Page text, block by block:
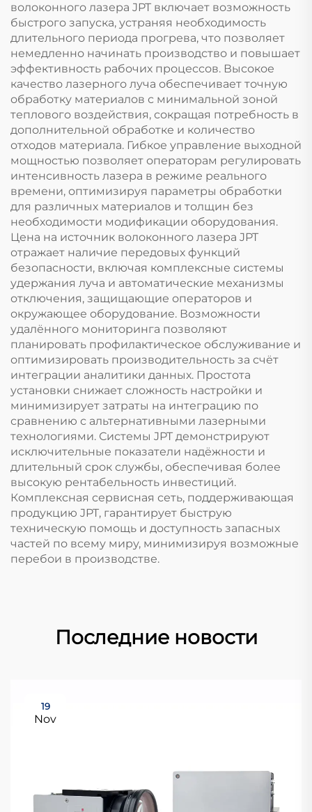
волоконного лазера JPT включает возможность
быстрого запуска, устраняя необходимость
длительного периода прогрева, что позволяет
немедленно начинать производство и повышает
эффективность рабочих процессов. Высокое
качество лазерного луча обеспечивает точную
обработку материалов с минимальной зоной
теплового воздействия, сокращая потребность в
дополнительной обработке и количество
отходов материала. Гибкое управление выходной
мощностью позволяет операторам регулировать
интенсивность лазера в режиме реального
времени, оптимизируя параметры обработки
для различных материалов и толщин без
необходимости модификации оборудования.
Цена на источник волоконного лазера JPT
отражает наличие передовых функций
безопасности, включая комплексные системы
удержания луча и автоматические механизмы
отключения, защищающие операторов и
окружающее оборудование. Возможности
удалённого мониторинга позволяют
планировать профилактическое обслуживание и
оптимизировать производительность за счёт
интеграции аналитики данных. Простота
установки снижает сложность настройки и
минимизирует затраты на интеграцию по
сравнению с альтернативными лазерными
технологиями. Системы JPT демонстрируют
исключительные показатели надёжности и
длительный срок службы, обеспечивая более
высокую рентабельность инвестиций.
Комплексная сервисная сеть, поддерживающая
продукцию JPT, гарантирует быструю
техническую помощь и доступность запасных
частей по всему миру, минимизируя возможные
перебои в производстве.
Последние новости
19
Nov